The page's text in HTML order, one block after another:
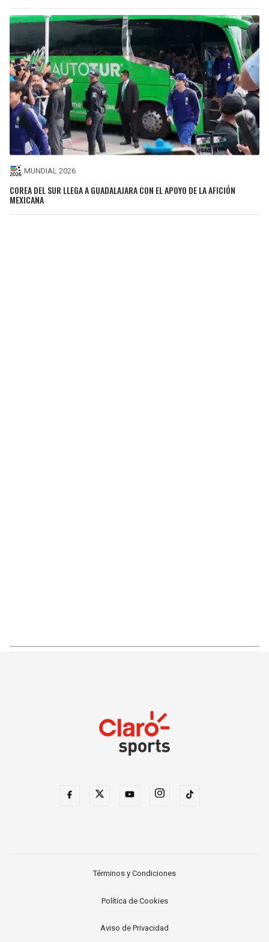
MUNDIAL 2026
COREA DEL SUR LLEGA A GUADALAJARA CON EL APOYO DE LA AFICIÓN
MEXICANA
Términos y Condiciones
Política de Cookies
Aviso de Privacidad